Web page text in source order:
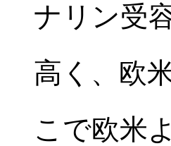
ナリン受
高く、欧
こで欧米